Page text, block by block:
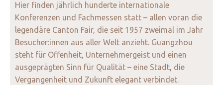
Hier finden jährlich hunderte internationale
Konferenzen und Fachmessen statt – allen voran die
legendäre Canton Fair, die seit 1957 zweimal im Jahr
Besucher:innen aus aller Welt anzieht. Guangzhou
steht für Offenheit, Unternehmergeist und einen
ausgeprägten Sinn für Qualität – eine Stadt, die
Vergangenheit und Zukunft elegant verbindet.